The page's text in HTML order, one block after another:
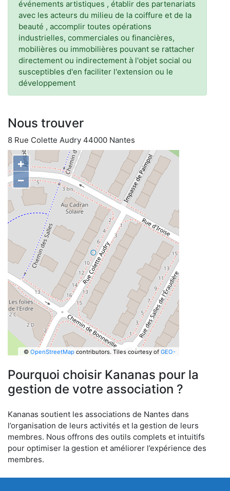
événements artistiques , établir des partenariats
avec les acteurs du milieu de la coiffure et de la
beauté , accomplir toutes opérations
industrielles, commerciales ou financières,
mobilières ou immobilières pouvant se rattacher
directement ou indirectement à l'objet social ou
susceptibles d'en faciliter l'extension ou le
développement
Nous trouver
8 Rue Colette Audry 44000 Nantes
+
−
© OpenStreetMapcontributors. Tiles courtesy of GEO-
Pourquoi choisir Kananas pour la
gestion de votre association ?
Kananas soutient les associations de Nantes dans
l’organisation de leurs activités et la gestion de leurs
membres. Nous offrons des outils complets et intuitifs
pour optimiser la gestion et améliorer l’expérience des
membres.